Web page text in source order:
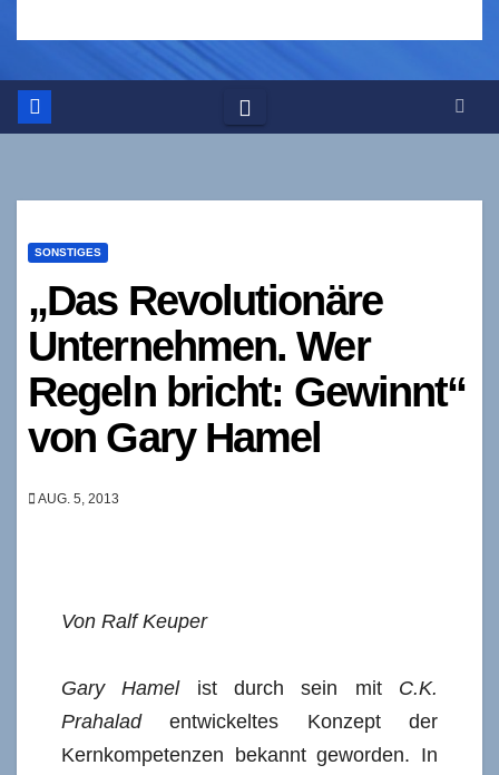
SONSTIGES
„Das Revolutionäre
Unternehmen. Wer
Regeln bricht: Gewinnt“
von Gary Hamel
AUG. 5, 2013
Von Ralf Keuper
Gary Hamelist durch sein mit C.K.
Prahaladentwickeltes Konzept der
Kernkompetenzen bekannt geworden. In